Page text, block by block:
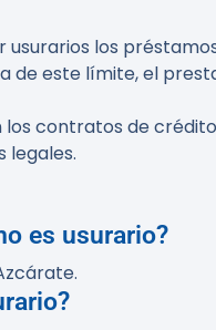
los
este límite, el
contratos de
legales.
es usurario?